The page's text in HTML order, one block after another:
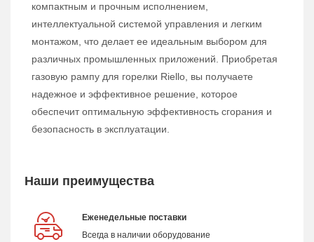
компактным и прочным исполнением,
интеллектуальной системой управления и легким
монтажом, что делает ее идеальным выбором для
различных промышленных приложений. Приобретая
газовую рампу для горелки Riello, вы получаете
надежное и эффективное решение, которое
обеспечит оптимальную эффективность сгорания и
безопасность в эксплуатации.
Наши преимущества
Еженедельные поставки
Всегда в наличии оборудование